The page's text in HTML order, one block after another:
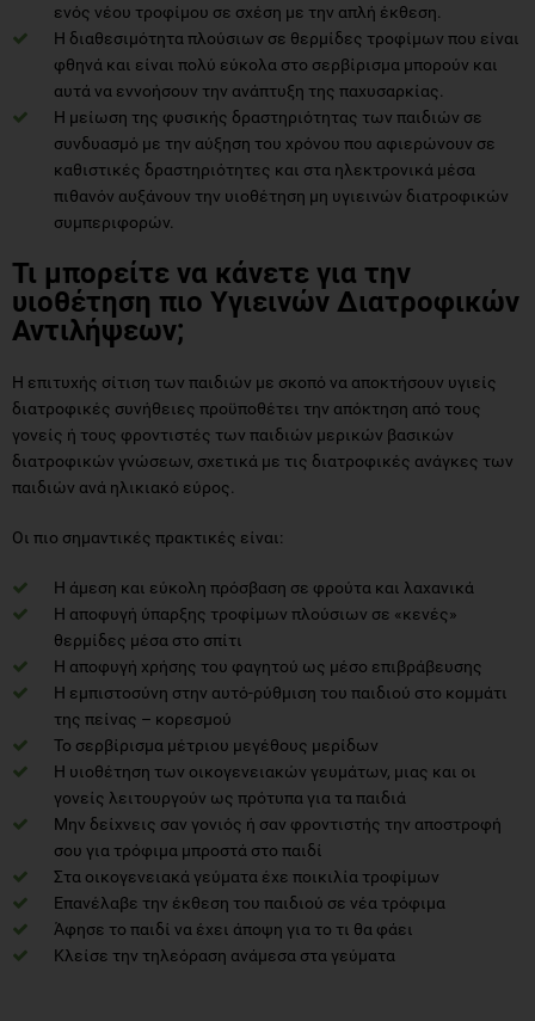
ενός νέου τροφίμου σε σχέση με την απλή έκθεση.
Η διαθεσιμότητα πλούσιων σε θερμίδες τροφίμων που είναι
φθηνά και είναι πολύ εύκολα στο σερβίρισμα μπορούν και
αυτά να εννοήσουν την ανάπτυξη της παχυσαρκίας.
Η μείωση της φυσικής δραστηριότητας των παιδιών σε
συνδυασμό με την αύξηση του χρόνου που αφιερώνουν σε
καθιστικές δραστηριότητες και στα ηλεκτρονικά μέσα
πιθανόν αυξάνουν την υιοθέτηση μη υγιεινών διατροφικών
συμπεριφορών.
Τι μπορείτε να κάνετε για την
υιοθέτηση πιο Υγιεινών Διατροφικών
Αντιλήψεων;
H επιτυχής σίτιση των παιδιών με σκοπό να αποκτήσουν υγιείς
διατροφικές συνήθειες προϋποθέτει την απόκτηση από τους
γονείς ή τους φροντιστές των παιδιών μερικών βασικών
διατροφικών γνώσεων, σχετικά με τις διατροφικές ανάγκες των
παιδιών ανά ηλικιακό εύρος.
Οι πιο σημαντικές πρακτικές είναι:
Η άμεση και εύκολη πρόσβαση σε φρούτα και λαχανικά
Η αποφυγή ύπαρξης τροφίμων πλούσιων σε «κενές»
θερμίδες μέσα στο σπίτι
Η αποφυγή χρήσης του φαγητού ως μέσο επιβράβευσης
Η εμπιστοσύνη στην αυτό-ρύθμιση του παιδιού στο κομμάτι
της πείνας – κορεσμού
Το σερβίρισμα μέτριου μεγέθους μερίδων
Η υιοθέτηση των οικογενειακών γευμάτων, μιας και οι
γονείς λειτουργούν ως πρότυπα για τα παιδιά
Μην δείχνεις σαν γονιός ή σαν φροντιστής την αποστροφή
σου για τρόφιμα μπροστά στο παιδί
Στα οικογενειακά γεύματα έχε ποικιλία τροφίμων
Επανέλαβε την έκθεση του παιδιού σε νέα τρόφιμα
Άφησε το παιδί να έχει άποψη για το τι θα φάει
Κλείσε την τηλεόραση ανάμεσα στα γεύματα